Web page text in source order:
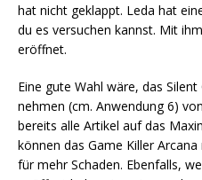
hat nicht geklappt. Leda hat
du es versuchen kannst. Mit
eröffnet.
Eine gute Wahl wäre, das
nehmen (cm. Anwendung 6)
bereits alle Artikel auf das
können das Game Killer
für mehr Schaden. Ebenfalls,